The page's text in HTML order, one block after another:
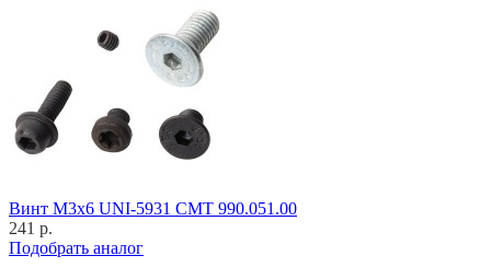
Винт M3x6 UNI-5931 CMT 990.051.00
241 р.
Подобрать аналог